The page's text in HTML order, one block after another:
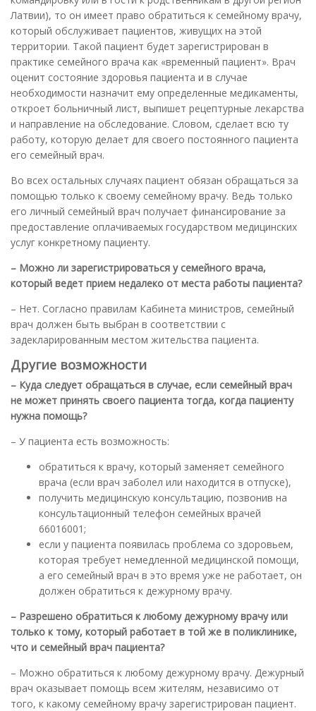
Латвии), то он имеет право обратиться к семейному врачу,
который обслуживает пациентов, живущих на этой
территории. Такой пациент будет зарегистрирован в
практике семейного врача как «временный пациент». Врач
оценит состояние здоровья пациента и в случае
необходимости назначит ему определенные медикаменты,
откроет больничный лист, выпишет рецептурные лекарства
и направление на обследование. Словом, сделает всю ту
работу, которую делает для своего постоянного пациента
его семейный врач.
Во всех остальных случаях пациент обязан обращаться за
помощью только к своему семейному врачу. Ведь только
его личный семейный врач получает финансирование за
предоставление оплачиваемых государством медицинских
услуг конкретному пациенту.
– Можно ли зарегистрироваться у семейного врача,
который ведет прием недалеко от места работы пациента?
– Нет. Согласно правилам Кабинета министров, семейный
врач должен быть выбран в соответствии с
задекларированным местом жительства пациента.
Другие возможности
– Куда следует обращаться в случае, если семейный врач
не может принять своего пациента тогда, когда пациенту
нужна помощь?
– У пациента есть возможность:
обратиться к врачу, который заменяет семейного
врача (если врач заболел или находится в отпуске),
получить медицинскую консультацию, позвонив на
консультационный телефон семейных врачей
66016001;
если у пациента появилась проблема со здоровьем,
которая требует немедленной медицинской помощи,
а его семейный врач в это время уже не работает, он
должен обратиться к дежурному врачу.
– Разрешено обратиться к любому дежурному врачу или
только к тому, который работает в той же в поликлинике,
что и семейный врач пациента?
– Можно обратиться к любому дежурному врачу. Дежурный
врач оказывает помощь всем жителям, независимо от
того, к какому семейному врачу зарегистрирован пациент.